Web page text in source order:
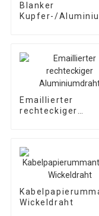
Blanker
Kupfer-/
Emaillierter
rechteckiger
Wickeldraht